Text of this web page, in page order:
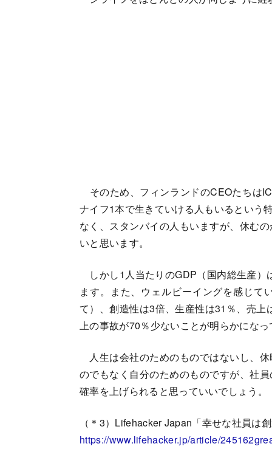
そのため、フィンランドのCEOたちは
ナイフ1本で生きていける人もいるという
なく、スタンバイの人もいますが、休む
いと思います。
しかし1人当たりのGDP（国内総生産）
ます。また、ウェルビーイングを感じて
て）、創造性は3倍、生産性は31％、売
上の事故が70％少ないことが明らかにな
人生は会社のためのものではないし、
のでもなく自分のためのものですが、社
確率を上げられると思っていいでしょう。
（＊3）Lifehacker Japan「幸せな社員は
https://www.lifehacker.jp/article/